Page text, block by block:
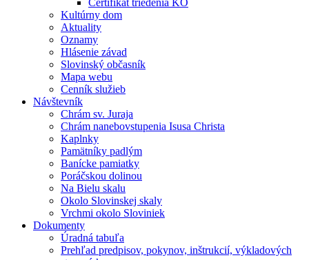
Certifikát triedenia KO
Kultúrny dom
Aktuality
Oznamy
Hlásenie závad
Slovinský občasník
Mapa webu
Cenník služieb
Návštevník
Chrám sv. Juraja
Chrám nanebovstupenia Isusa Christa
Kaplnky
Pamätníky padlým
Banícke pamiatky
Poráčskou dolinou
Na Bielu skalu
Okolo Slovinskej skaly
Vrchmi okolo Sloviniek
Dokumenty
Úradná tabuľa
Prehľad predpisov, pokynov, inštrukcií, výkladových